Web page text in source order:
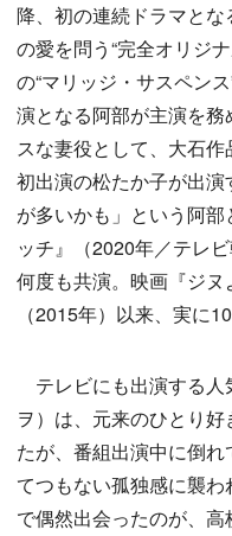
降、初の連続ドラマと
の愛を問う“完全オリジ
の“マリッジ・サスペン
演となる阿部が主演を
スな妻役として、大石
初出演の松たか子が出
が多いかも」という阿
ッチ』（2020年／テレ
何度も共演。映画『ジヌ
（2015年）以来、実に
テレビにも出演する人
ヲ）は、元来のひとり
たが、番組出演中に倒
てつもない孤独感に襲
で偶然出会ったのが、